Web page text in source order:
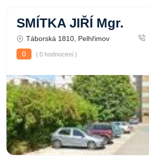
SMÍTKA JIŘÍ Mgr.
Táborská 1810, Pelhřimov
0
( 0 hodnocení )